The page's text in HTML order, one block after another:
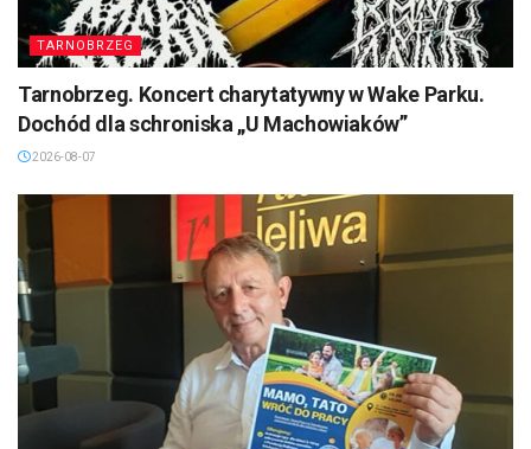
TARNOBRZEG
Tarnobrzeg. Koncert charytatywny w Wake Parku.
Dochód dla schroniska „U Machowiaków”
2026-08-07